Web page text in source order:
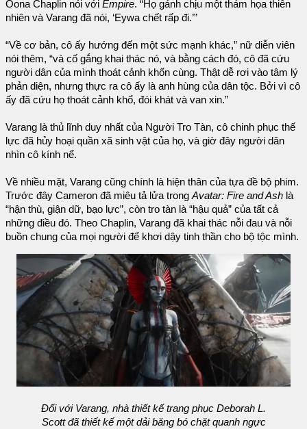
Oona Chaplin nói với Empire. “Họ gánh chịu một thảm họa thiên
nhiên và Varang đã nói, ‘Eywa chết rấp đi.’”
“Về cơ bản, cô ấy hướng đến một sức mạnh khác,” nữ diễn viên
nói thêm, “và cố gắng khai thác nó, và bằng cách đó, cô đã cứu
người dân của mình thoát cảnh khốn cùng. Thật dễ rơi vào tâm lý
phản diện, nhưng thực ra cô ấy là anh hùng của dân tộc. Bởi vì cô
ấy đã cứu họ thoát cảnh khổ, đói khát và van xin.”
Varang là thủ lĩnh duy nhất của Người Tro Tàn, cô chinh phục thế
lực đã hủy hoại quần xã sinh vật của họ, và giờ đây người dân
nhìn cô kính nể.
Về nhiều mặt, Varang cũng chính là hiện thân của tựa đề bộ phim.
Trước đây Cameron đã miêu tả lửa trong Avatar: Fire and Ash là
“hận thù, giận dữ, bạo lực”, còn tro tàn là “hậu quả” của tất cả
những điều đó. Theo Chaplin, Varang đã khai thác nỗi đau và nỗi
buồn chung của mọi người để khơi dậy tinh thần cho bộ tộc mình.
Đối với Varang, nhà thiết kế trang phục Deborah L.
Scott đã thiết kế một dải băng bó chặt quanh ngực